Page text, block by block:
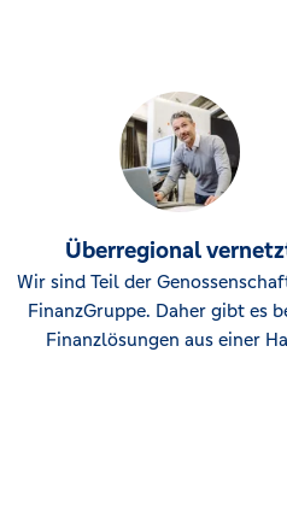
Überregional
Wir sind Teil der
FinanzGruppe. Daher gibt es
Finanzlösungen aus einer